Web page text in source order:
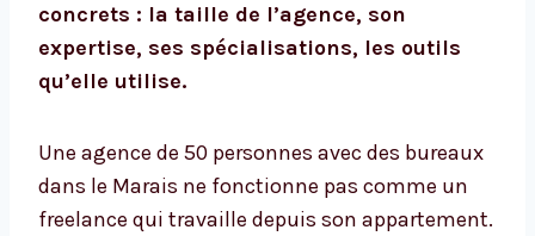
concrets : la taille de l’agence, son
expertise, ses spécialisations, les outils
qu’elle utilise.
Une agence de 50 personnes avec des bureaux
dans le Marais ne fonctionne pas comme un
freelance qui travaille depuis son appartement.